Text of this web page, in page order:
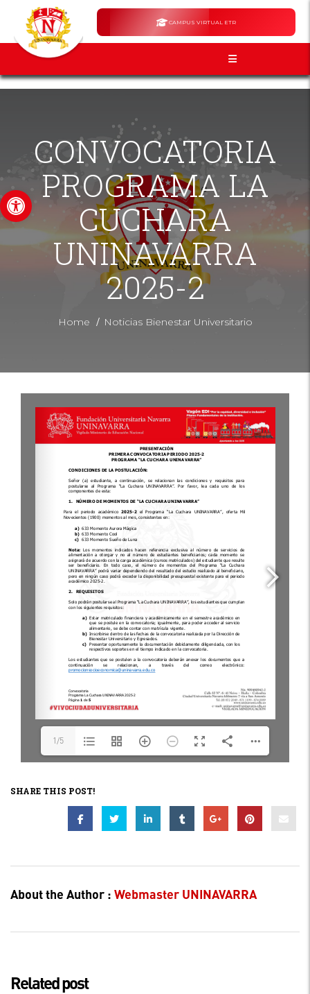
Abrir barra de herramientas
CAMPUS VIRTUAL ETR
CONVOCATORIA
PROGRAMA LA
CUCHARA
UNINAVARRA
2025-2
Home / Noticias Bienestar Universitario
1/5
SHARE THIS POST!
About the Author : Webmaster UNINAVARRA
Related post